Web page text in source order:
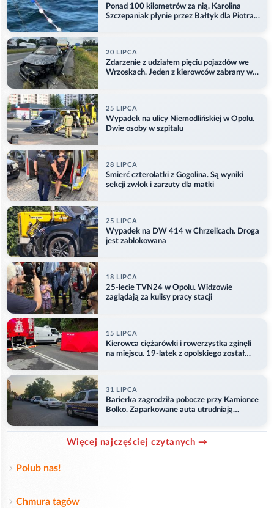
Ponad 100 kilometrów za nią. Karolina
Szczepaniak płynie przez Bałtyk dla Piotra.
20 LIPCA
Zdarzenie z udziałem pięciu pojazdów we
Wrzoskach. Jeden z kierowców zabrany w
25 LIPCA
Wypadek na ulicy Niemodlińskiej w Opolu.
Dwie osoby w szpitalu
28 LIPCA
Śmierć czterolatki z Gogolina. Są wyniki
sekcji zwłok i zarzuty dla matki
25 LIPCA
Wypadek na DW 414 w Chrzelicach. Droga
jest zablokowana
18 LIPCA
25-lecie TVN24 w Opolu. Widzowie
zaglądają za kulisy pracy stacji
15 LIPCA
Kierowca ciężarówki i rowerzystka zginęli
na miejscu. 19-latek z opolskiego został
31 LIPCA
Barierka zagrodziła pobocze przy Kamionce
Bolko. Zaparkowane auta utrudniają
Więcej najczęściej czytanych →
Polub nas!
Chmura tagów